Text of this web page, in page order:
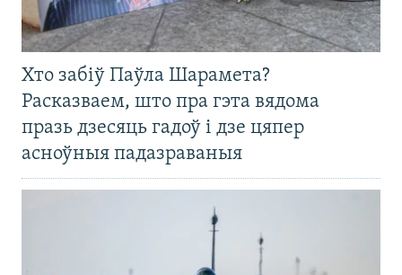
Хто забіў Паўла Шарамета?
Расказваем, што пра гэта вядома
празь дзесяць гадоў і дзе цяпер
асноўныя падазраваныя